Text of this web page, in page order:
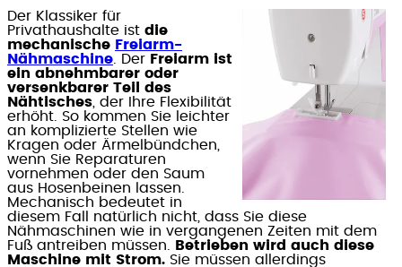
Der Klassiker für
Privathaushalte ist die
mechanische Freiarm-
Nähmaschine. Der Freiarm ist
ein abnehmbarer oder
versenkbarer Teil des
Nähtisches, der Ihre Flexibilität
erhöht. So kommen Sie leichter
an komplizierte Stellen wie
Kragen oder Ärmelbündchen,
wenn Sie Reparaturen
vornehmen oder den Saum
aus Hosenbeinen lassen.
Mechanisch bedeutet in
diesem Fall natürlich nicht, dass Sie diese
Nähmaschinen wie in vergangenen Zeiten mit dem
Fuß antreiben müssen.
Betrieben wird auch diese
Maschine mit Strom. Sie müssen allerdings